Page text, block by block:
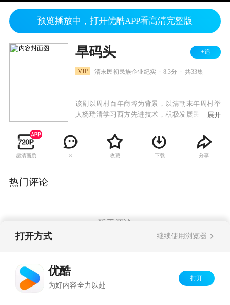
预览播放中，打开优酷APP看高清完整版
旱码头 +追
VIP 清末民初民族企业纪实 8.3分 共33集
该剧以周村百年商埠为背景，以清朝末年周村举
人杨瑞清学习西方先进技术，积极发展民族工业
族资本的创业史。
展开
超清画质 8 收藏 下载 分享
热门评论
暂无评论
打开方式 继续使用浏览器
优酷
为好内容全力以赴
打开